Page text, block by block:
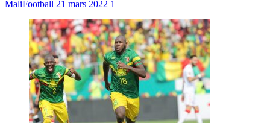
MaliFootball 21 mars 2022 1